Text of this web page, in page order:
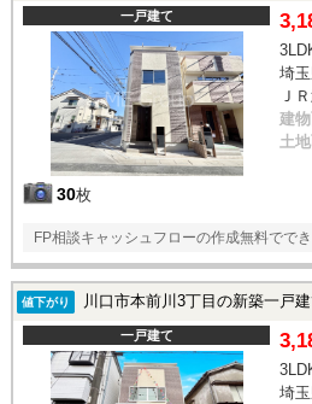
一戸建て
30枚
埼
Ｊ
建
土
FP相談キャッシュフローの作成無料でで
値下がり 川口市本前川3丁目の新築一戸
一戸建て
埼